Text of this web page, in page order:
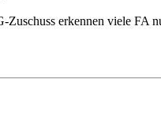
erkennen viele FA